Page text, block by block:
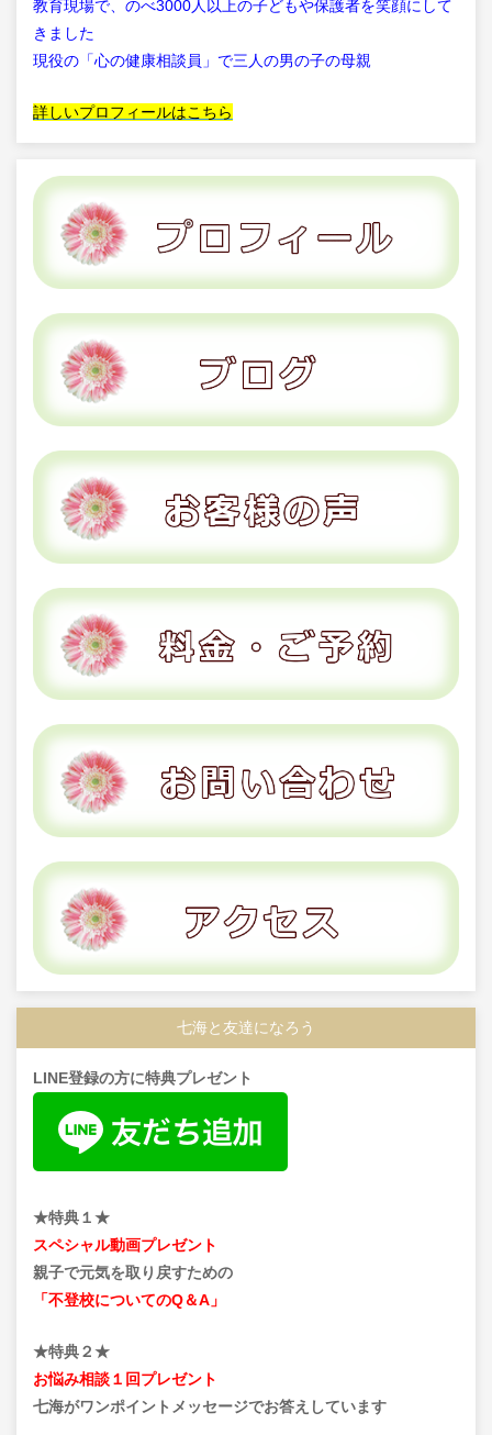
教育現場で、のべ3000人以上の子どもや保護者を笑顔にして
きました
現役の「心の健康相談員」で三人の男の子の母親
詳しいプロフィールはこちら
七海と友達になろう
LINE登録の方に特典プレゼント
★特典１★
スペシャル動画プレゼント
親子で元気を取り戻すための
「不登校についてのQ＆A」
★特典２★
お悩み相談１回プレゼント
七海がワンポイントメッセージでお答えしています